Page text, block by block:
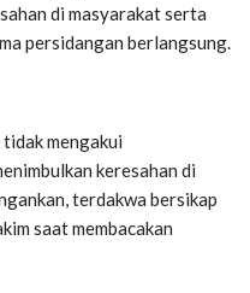
di masyarakat serta
persidangan berlangsung.
mengakui
keresahan di
terdakwa bersikap
saat membacakan